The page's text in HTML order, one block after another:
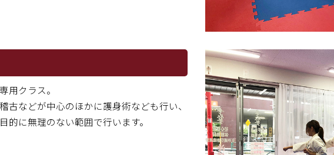
用クラス。
古などが中心のほかに護身術なども行い、
的に無理のない範囲で行います。